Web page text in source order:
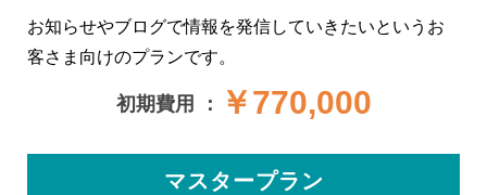
お知らせやブログで情報を発信していきたいというお
客さま向けのプランです。
初期費用 ： ￥770,000
マスタープラン